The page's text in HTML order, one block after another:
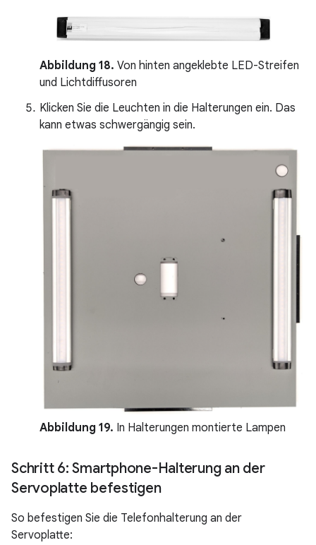
Abbildung 18. Von hinten angeklebte LED-Streifen
und Lichtdiffusoren
Klicken Sie die Leuchten in die Halterungen ein. Das
kann etwas schwergängig sein.
Abbildung 19. In Halterungen montierte Lampen
Schritt 6: Smartphone-Halterung an der
Servoplatte befestigen
So befestigen Sie die Telefonhalterung an der
Servoplatte: